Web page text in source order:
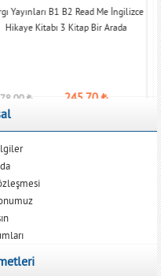
Yayınları B1 B2 Read Me İngilizce
Hikaye Kitabı 3 Kitap Bir Arada
₺ 245,70₺